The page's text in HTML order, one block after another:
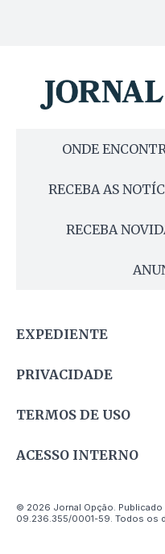
ONDE
RECEBA AS
RECEBA
EXPEDIENTE
PRIVACIDADE
TERMOS DE USO
ACESSO INTERNO
© 2026 Jornal Opção. Publicado
09.236.355/0001-59. Todos os